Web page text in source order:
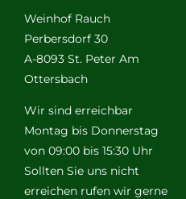
Weinhof Rauch
Perbersdorf 30
A-8093 St. Peter Am
Ottersbach
Wir sind erreichbar
Montag bis Donnerstag
von 09:00 bis 15:30 Uhr
Sollten Sie uns nicht
erreichen rufen wir gerne